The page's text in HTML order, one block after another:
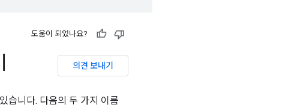
도움이 되었나요?
의견 보내기
습니다. 다음의 두 가지 이름